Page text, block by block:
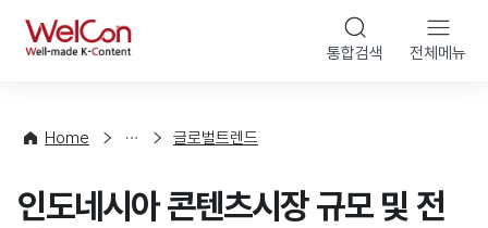
WelCon 통합검색 전체메뉴
Home
향
계
글로벌트렌드
인도네시아 콘텐츠시장 규모 및 전